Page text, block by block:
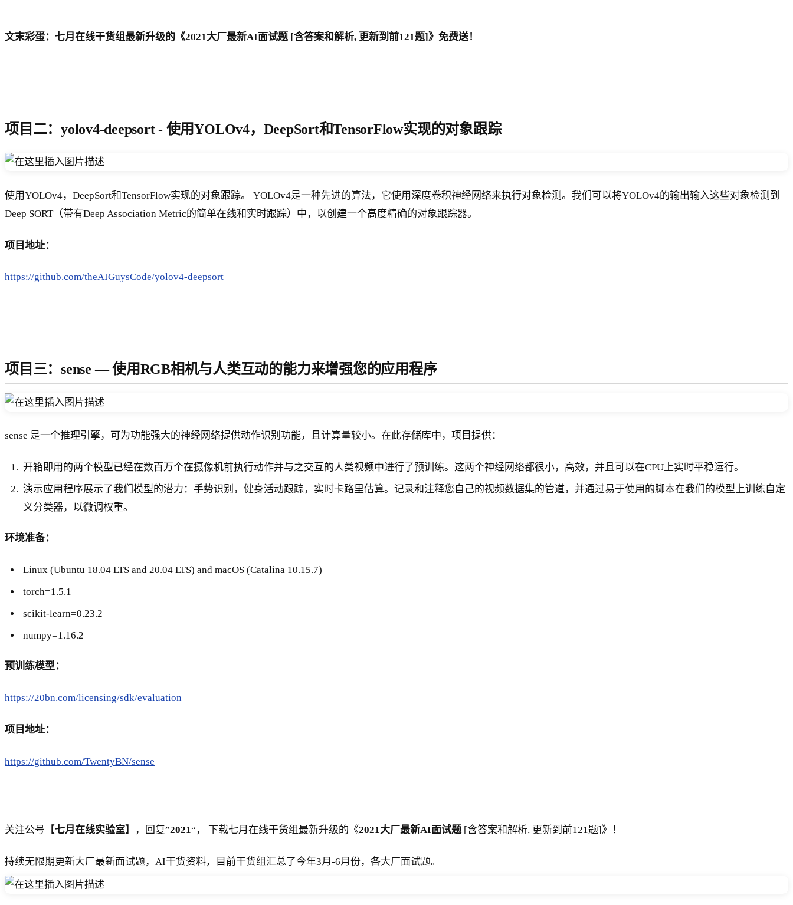
文末彩蛋：七月在线干货组最新升级的《2021大厂最新AI面试题 [含答案和解析, 更新到前121题]》免费送！
项目二：yolov4-deepsort - 使用YOLOv4，DeepSort和TensorFlow实现的对象跟踪
使用YOLOv4，DeepSort和TensorFlow实现的对象跟踪。 YOLOv4是一种先进的算法，它使用深度卷积神经网络来执行对象检测。我们可以将YOLOv4的输出输入这些对象检测到
Deep SORT（带有Deep Association Metric的简单在线和实时跟踪）中，以创建一个高度精确的对象跟踪器。
项目地址：
https://github.com/theAIGuysCode/yolov4-deepsort
项目三：sense — 使用RGB相机与人类互动的能力来增强您的应用程序
sense 是一个推理引擎，可为功能强大的神经网络提供动作识别功能，且计算量较小。在此存储库中，项目提供：
开箱即用的两个模型已经在数百万个在摄像机前执行动作并与之交互的人类视频中进行了预训练。这两个神经网络都很小，高效，并且可以在CPU上实时平稳运行。
演示应用程序展示了我们模型的潜力：手势识别，健身活动跟踪，实时卡路里估算。记录和注释您自己的视频数据集的管道，并通过易于使用的脚本在我们的模型上训练自定
义分类器，以微调权重。
环境准备：
Linux (Ubuntu 18.04 LTS and 20.04 LTS) and macOS (Catalina 10.15.7)
torch=1.5.1
scikit-learn=0.23.2
numpy=1.16.2
预训练模型：
https://20bn.com/licensing/sdk/evaluation
项目地址：
https://github.com/TwentyBN/sense
关注公号【七月在线实验室】，回复”2021“， 下载七月在线干货组最新升级的《2021大厂最新AI面试题[含答案和解析, 更新到前121题]》！
持续无限期更新大厂最新面试题，AI干货资料，目前干货组汇总了今年3月-6月份，各大厂面试题。